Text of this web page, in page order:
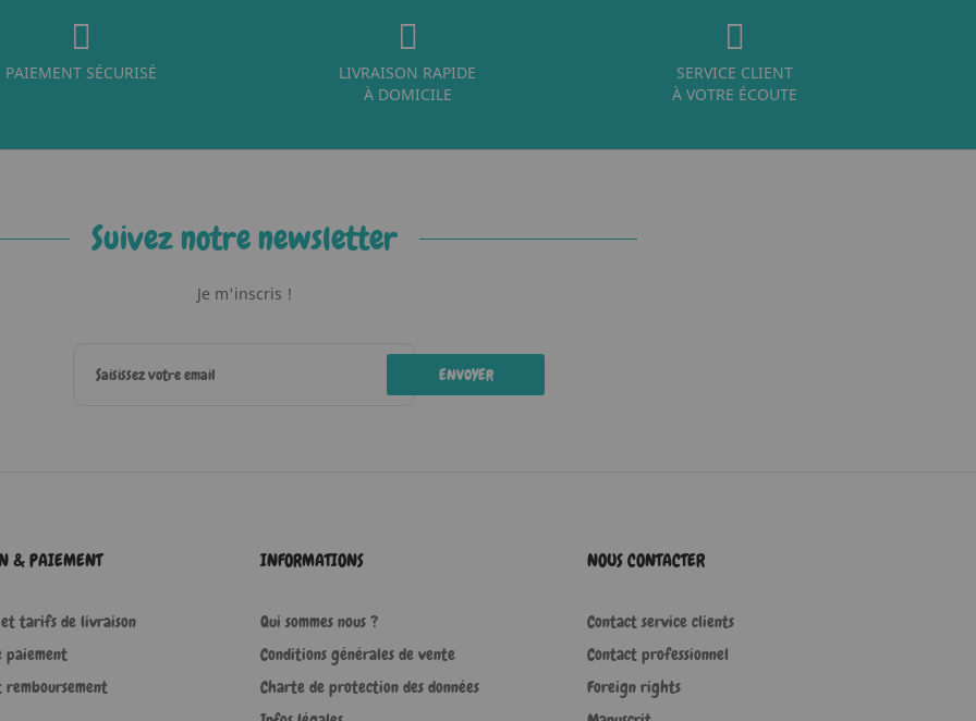
PAIEMENT SÉCURISÉ
LIVRAISON RAPIDE
À DOMICILE
SERVICE CLIENT
À VOTRE ÉCOUTE
Suivez notre newsletter
Je m'inscris !
ENVOYER
& PAIEMENT
et tarifs de livraison
paiement
remboursement
INFORMATIONS
Qui sommes nous ?
Conditions générales de vente
Charte de protection des données
NOUS CONTACTER
Contact service clients
Contact professionnel
Foreign rights